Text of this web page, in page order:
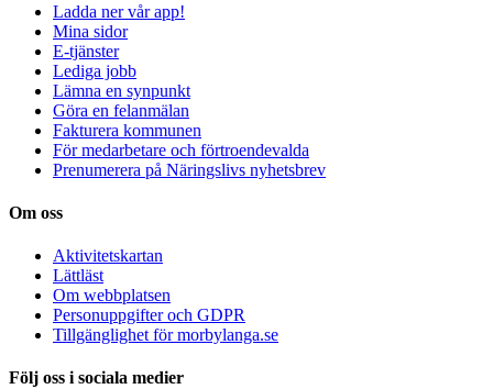
Ladda ner vår app!
Mina sidor
E-tjänster
Lediga jobb
Lämna en synpunkt
Göra en felanmälan
Fakturera kommunen
För medarbetare och förtroendevalda
Prenumerera på Näringslivs nyhetsbrev
Om oss
Aktivitetskartan
Lättläst
Om webbplatsen
Personuppgifter och GDPR
Tillgänglighet för morbylanga.se
Följ oss i sociala medier